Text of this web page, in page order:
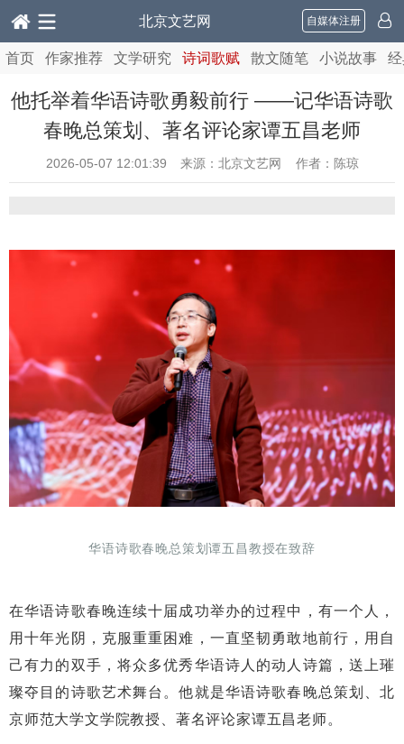
北京文艺网 自媒体注册
首页 作家推荐 文学研究 诗词歌赋 散文随笔 小说故事
他托举着华语诗歌勇毅前行 ——记华语诗歌
春晚总策划、著名评论家谭五昌老师
2026-05-07 12:01:39 来源：北京文艺网 作者：陈琼
华语诗歌春晚总策划谭五昌教授在致辞
在华语诗歌春晚连续十届成功举办的过程中，有一个人，
用十年光阴，克服重重困难，一直坚韧勇敢地前行，用自
己有力的双手，将众多优秀华语诗人的动人诗篇，送上璀
璨夺目的诗歌艺术舞台。他就是华语诗歌春晚总策划、北
京师范大学文学院教授、著名评论家谭五昌老师。